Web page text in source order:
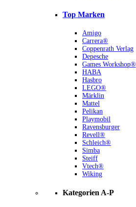
Top Marken
Amigo
Carrera®
Coppenrath Verlag
Depesche
Games Workshop®
HABA
Hasbro
LEGO®
Märklin
Mattel
Pelikan
Playmobil
Ravensburger
Revell®
Schleich®
Simba
Steiff
Vtech®
Wiking
Kategorien A-P